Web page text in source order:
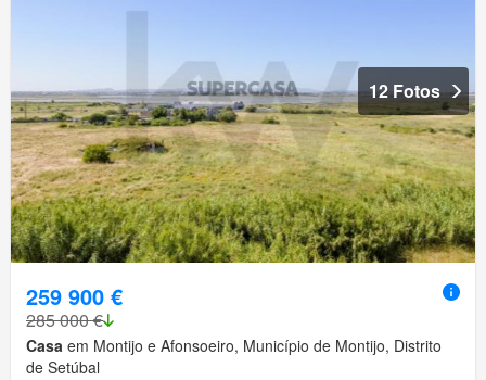
12 Fotos
259 900 €
285 000 €
Casa em Montijo e Afonsoeiro, Município de Montijo, Distrito
de Setúbal